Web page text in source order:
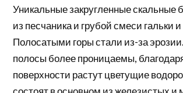
Уникальные закругленные скальные
из песчаника и грубой смеси гальки
Полосатыми горы стали из-за
полосы более проницаемы,
поверхности растут цветущие